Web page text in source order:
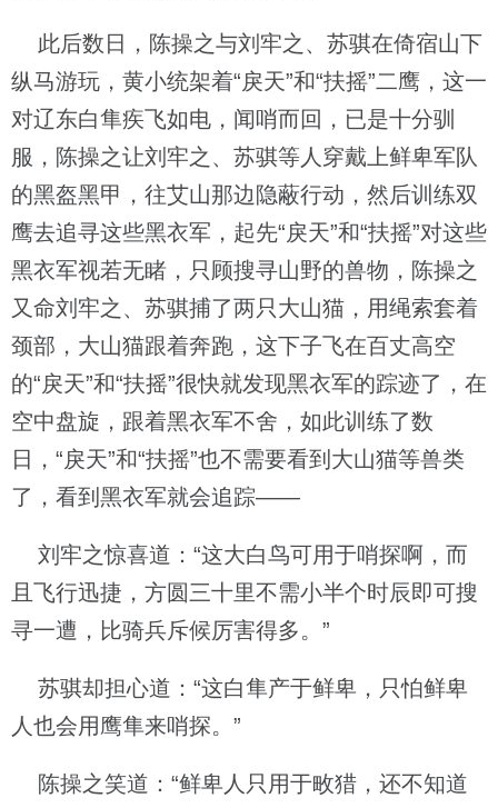
此后数日，陈操之与刘牢之、苏骐在倚宿山下
纵马游玩，黄小统架着“戾天”和“扶摇”二鹰，这一
对辽东白隼疾飞如电，闻哨而回，已是十分驯
服，陈操之让刘牢之、苏骐等人穿戴上鲜卑军队
的黑盔黑甲，往艾山那边隐蔽行动，然后训练双
鹰去追寻这些黑衣军，起先“戾天”和“扶摇”对这些
黑衣军视若无睹，只顾搜寻山野的兽物，陈操之
又命刘牢之、苏骐捕了两只大山猫，用绳索套着
颈部，大山猫跟着奔跑，这下子飞在百丈高空
的“戾天”和“扶摇”很快就发现黑衣军的踪迹了，在
空中盘旋，跟着黑衣军不舍，如此训练了数
日，“戾天”和“扶摇”也不需要看到大山猫等兽类
了，看到黑衣军就会追踪——
刘牢之惊喜道：“这大白鸟可用于哨探啊，而
且飞行迅捷，方圆三十里不需小半个时辰即可搜
寻一遭，比骑兵斥候厉害得多。”
苏骐却担心道：“这白隼产于鲜卑，只怕鲜卑
人也会用鹰隼来哨探。”
陈操之笑道：“鲜卑人只用于畋猎，还不知道